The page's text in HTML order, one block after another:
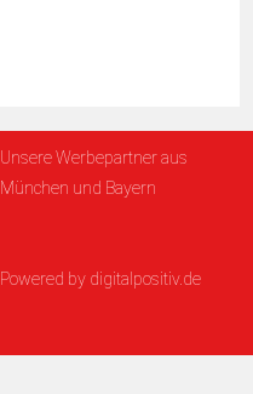
Unsere Werbepartner aus
München und Bayern
Powered by digitalpositiv.de